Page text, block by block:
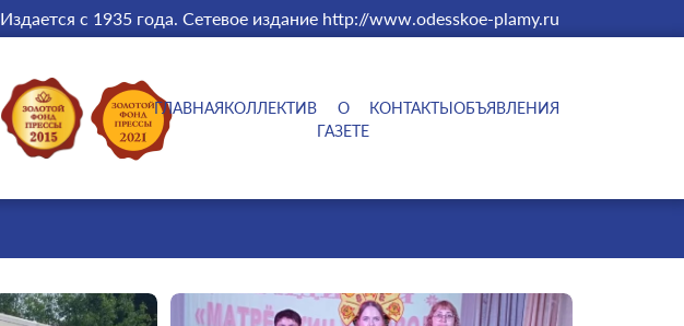
Издается с 1935 года. Сетевое издание http://www.odesskoe-plamy.ru
ГЛАВНАЯКОЛЛЕКТИВ
О
ГАЗЕТЕ
КОНТАКТЫОБЪЯВЛЕНИЯ